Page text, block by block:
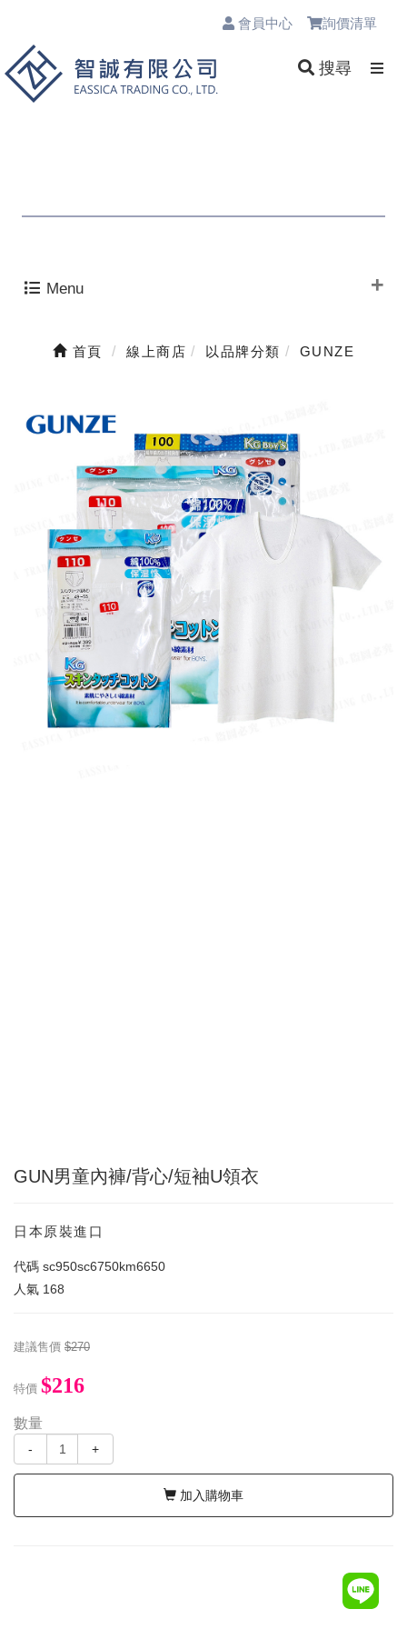
會員中心 詢價清單
搜尋
Menu
首頁 線上商店 以品牌分類 GUNZE
GUN男童內褲/背心/短袖U領衣
日本原裝進口
代碼 sc950sc6750km6650
人氣 168
建議售價 $270
特價 $216
數量
- +
加入購物車